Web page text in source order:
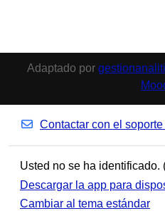
Adaptado por
Contactar con el
Usted no se ha identificado.
Descargar la app para
Cambiar al tema estándar